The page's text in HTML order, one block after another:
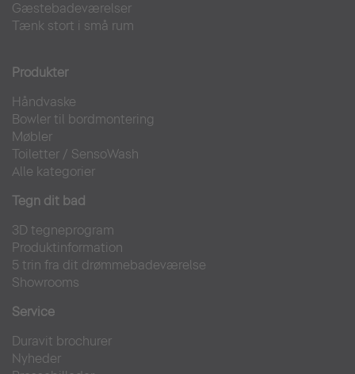
Gæstebadeværelser
Tænk stort i små rum
Produkter
Håndvaske
Bowler til bordmontering
Møbler
Toiletter / SensoWash
Alle kategorier
Tegn dit bad
3D tegneprogram
Produktinformation
5 trin fra dit drømmebadeværelse
Showrooms
Service
Duravit brochurer
Nyheder